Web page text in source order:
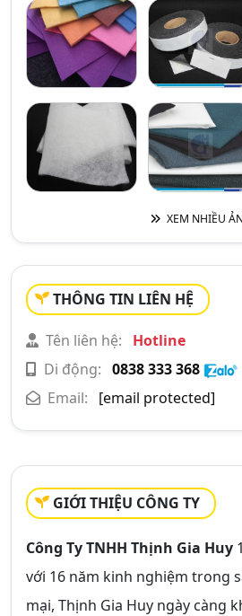
XEM NHIỀU
THÔNG TIN LIÊN HỆ
Tên liên hệ:
Hotline
Di động: 0838 333 368
Email:
[email protected]
GIỚI THIỆU CÔNG TY
Công Ty TNHH Thịnh Gia Huy
với 16 năm kinh nghiệm trong
mại, Thịnh Gia Huy ngày càng